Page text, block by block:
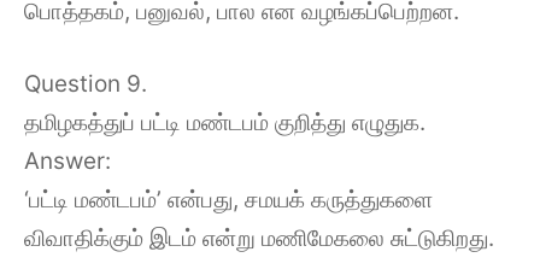
பொத்தகம், பனுவல், பால என வழங்கப்பெற்றன.
Question 9.
தமிழகத்துப் பட்டி மண்டபம் குறித்து எழுதுக.
Answer:
‘பட்டி மண்டபம்’ என்பது, சமயக் கருத்துகளை
விவாதிக்கும் இடம் என்று மணிமேகலை சுட்டுகிறது.